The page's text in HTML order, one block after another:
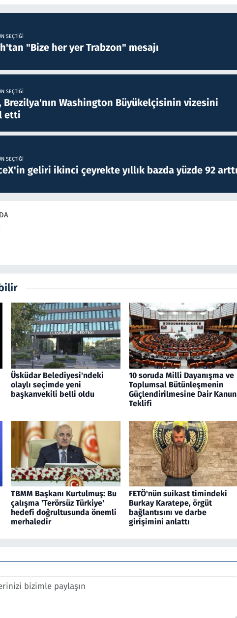
SEÇTIĞI
"Bize her yer Trabzon" mesajı
SEÇTIĞI
Brezilya'nın Washington Büyükelçisinin vizesini
etti
SEÇTIĞI
geliri ikinci çeyrekte yıllık bazda yüzde 92 arttı
Üsküdar Belediyesi'ndeki
olaylı seçimde yeni
başkanvekili belli oldu
10 soruda Milli Dayanışma ve
Toplumsal Bütünleşmenin
Güçlendirilmesine Dair Kanun
Teklifi
TBMM Başkanı Kurtulmuş: Bu
çalışma 'Terörsüz Türkiye'
hedefi doğrultusunda önemli
merhaledir
FETÖ'nün suikast timindeki
Burkay Karatepe, örgüt
bağlantısını ve darbe
girişimini anlattı